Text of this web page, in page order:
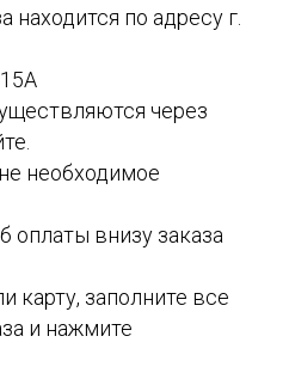
по адресу г.
через
необходимое
оплаты внизу заказа
карту, заполните все
и нажмите